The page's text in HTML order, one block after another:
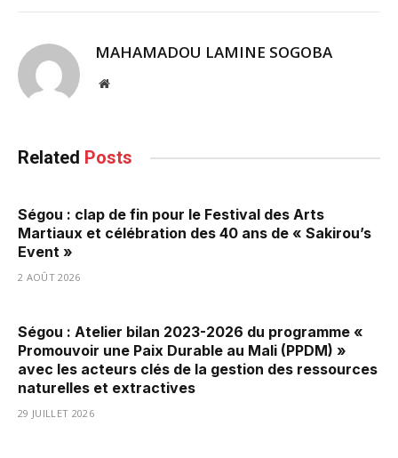
MAHAMADOU LAMINE SOGOBA
Website
Related Posts
Ségou : clap de fin pour le Festival des Arts
Martiaux et célébration des 40 ans de « Sakirou’s
Event »
2 AOÛT 2026
Ségou : Atelier bilan 2023-2026 du programme «
Promouvoir une Paix Durable au Mali (PPDM) »
avec les acteurs clés de la gestion des ressources
naturelles et extractives
29 JUILLET 2026